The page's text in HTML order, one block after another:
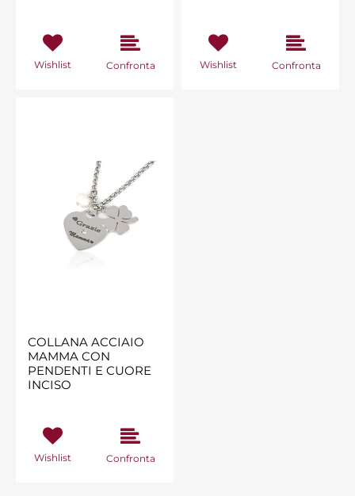
Wishlist Confronta Wishlist Confronta
COLLANA ACCIAIO
MAMMA CON
PENDENTI E CUORE
INCISO
Wishlist Confronta